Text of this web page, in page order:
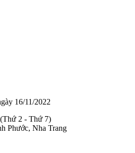
16/11/2022
2 - Thứ 7)
Phước, Nha Trang